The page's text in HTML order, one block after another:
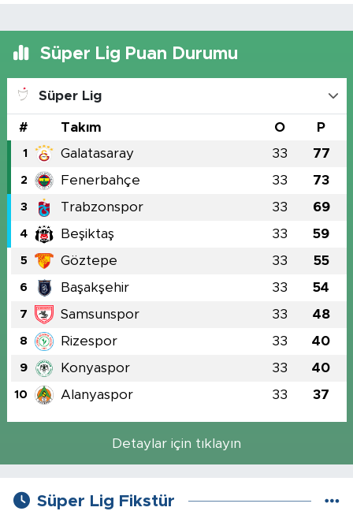
Süper Lig Puan Durumu
Süper Lig
# Takım O P
1 Galatasaray 33 77
2 Fenerbahçe 33 73
3 Trabzonspor 33 69
4 Beşiktaş 33 59
5 Göztepe 33 55
6 Başakşehir 33 54
7 Samsunspor 33 48
8 Rizespor 33 40
9 Konyaspor 33 40
10 Alanyaspor 33 37
Detaylar için tıklayın
Süper Lig Fikstür